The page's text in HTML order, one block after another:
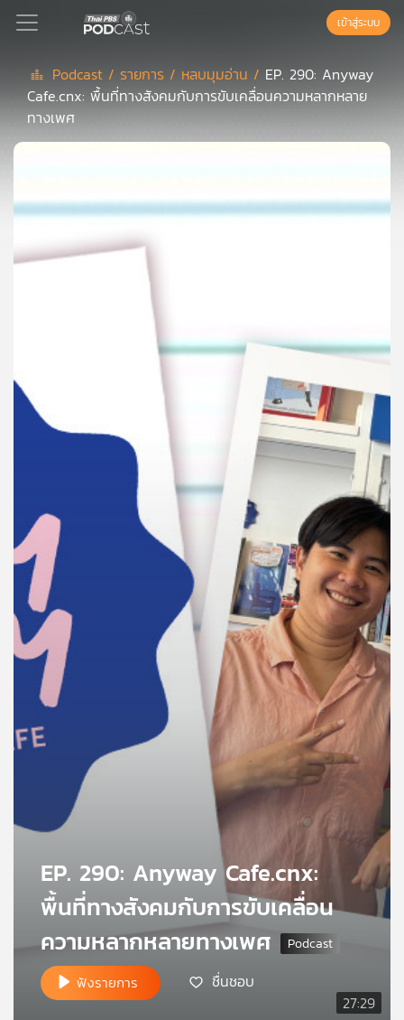
Podcast
ลิ
แนะนำ
ของ
คุณ
บทความ
ข่าว
และ
กิจกรรม
เกี่ยว
กับ
เครือ
เอส
เข้าสู่ระบบ
Podcast / รายการ / หลบมุมอ่าน / EP. 290: Anyway
Cafe.cnx: พื้นที่ทางสังคมกับการขับเคลื่อนความหลากหลาย
ทางเพศ
27:29
EP. 290: Anyway Cafe.cnx:
พื้นที่ทางสังคมกับการขับเคลื่อน
ความหลากหลายทางเพศ
ฟังรายการ ชื่นชอบ